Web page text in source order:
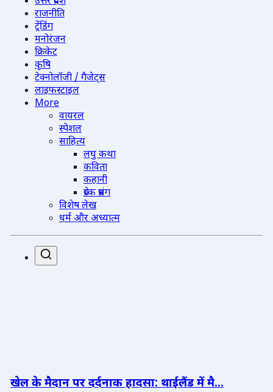
राजनीति
ट्रेंडिंग
मनोरंजन
क्रिकेट
कृषि
टेक्नोलॉजी / गैजेट्स
लाइफस्टाइल
More
वायरल
स्पेशल
साहित्य
लघु कथा
कविता
कहानी
प्रेरक प्रसंग
विशेष लेख
धर्म और अध्यात्म
खेल के मैदान पर दर्दनाक हादसा: थाईलैंड में मै...